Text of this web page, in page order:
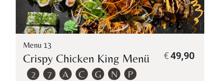
Menu 13
Crispy Chicken King Menü
2 7 A C G N P
49,90
€
TISCH RESERVIEREN